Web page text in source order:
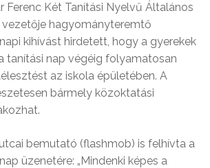
Ferenc Két Tanítási Nyelvű Általános
vezetője hagyományteremtő
kihívást hirdetett, hogy a gyerekek
tanítási nap végéig folyamatosan
az iskola épületében. A
bármely közoktatási
bemutató (flashmob) is felhívta a
üzenetére: „Mindenki képes a